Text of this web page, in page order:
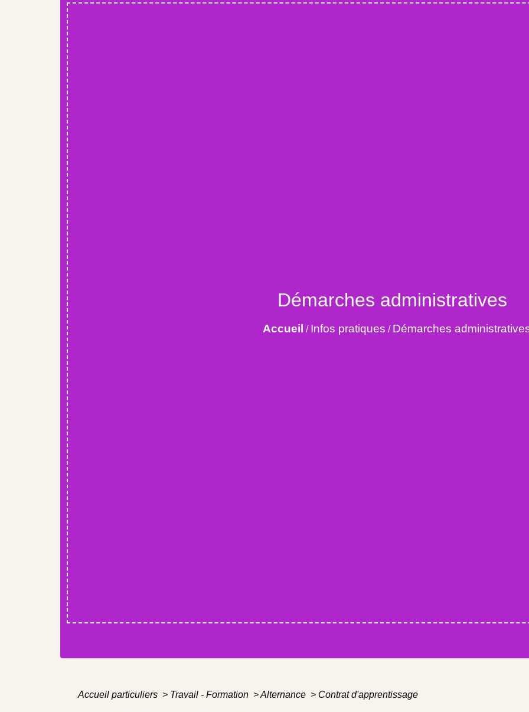
Démarches administratives
Accueil / Infos pratiques / Démarches
Accueil particuliers > Travail - Formation >Alternance > Contrat d'apprentissage